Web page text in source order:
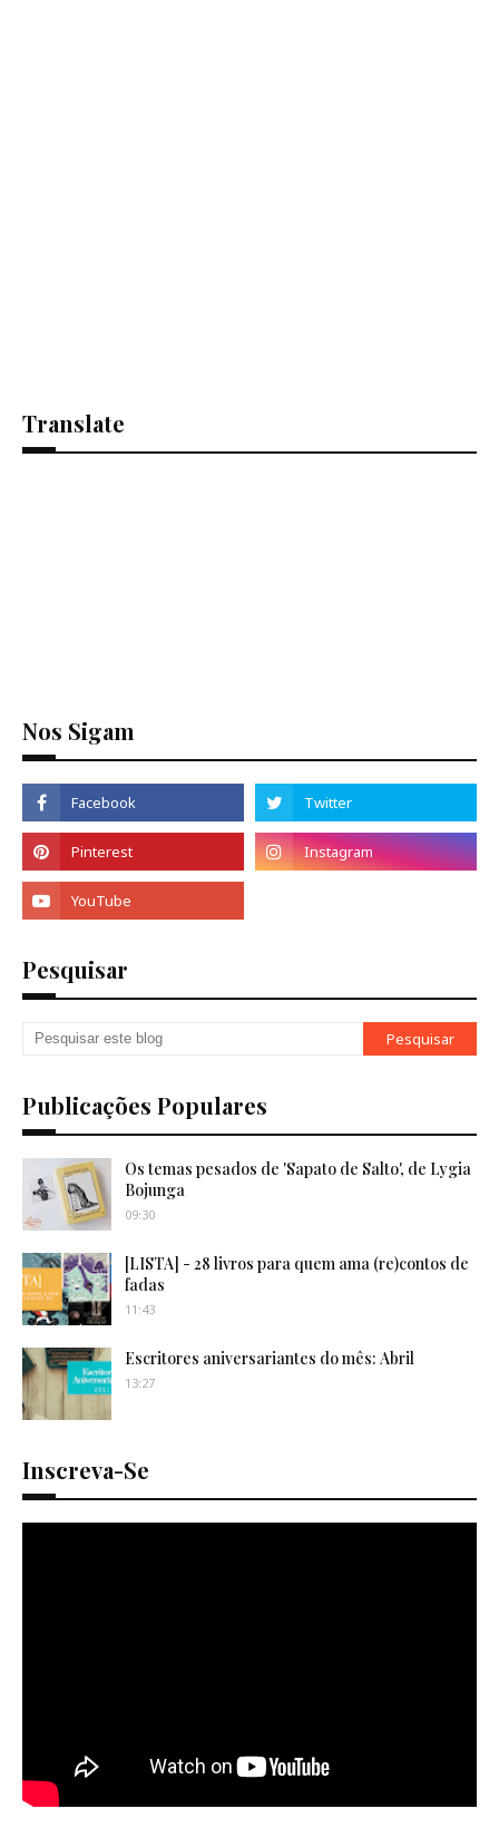
Translate
Nos Sigam
Pesquisar
Publicações Populares
Os temas pesados de 'Sapato de Salto', de Lygia
Bojunga
09:30
[LISTA] - 28 livros para quem ama (re)contos de
fadas
11:43
Escritores aniversariantes do mês: Abril
13:27
Inscreva-Se